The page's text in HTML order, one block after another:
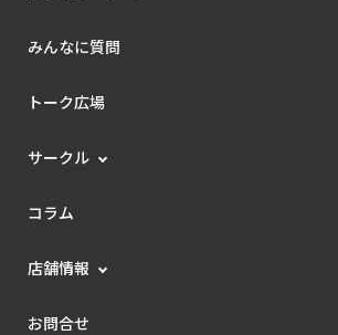
みんなに質問
トーク広場
サークル
コラム
店舗情報
お問合せ